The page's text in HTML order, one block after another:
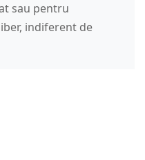
sau pentru
indiferent de